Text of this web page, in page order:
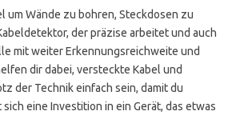
um Wände zu bohren, Steckdosen zu
der präzise arbeitet und auch
mit weiter Erkennungsreichweite und
dir dabei, versteckte Kabel und
der Technik einfach sein, damit du
eine Investition in ein Gerät, das etwas